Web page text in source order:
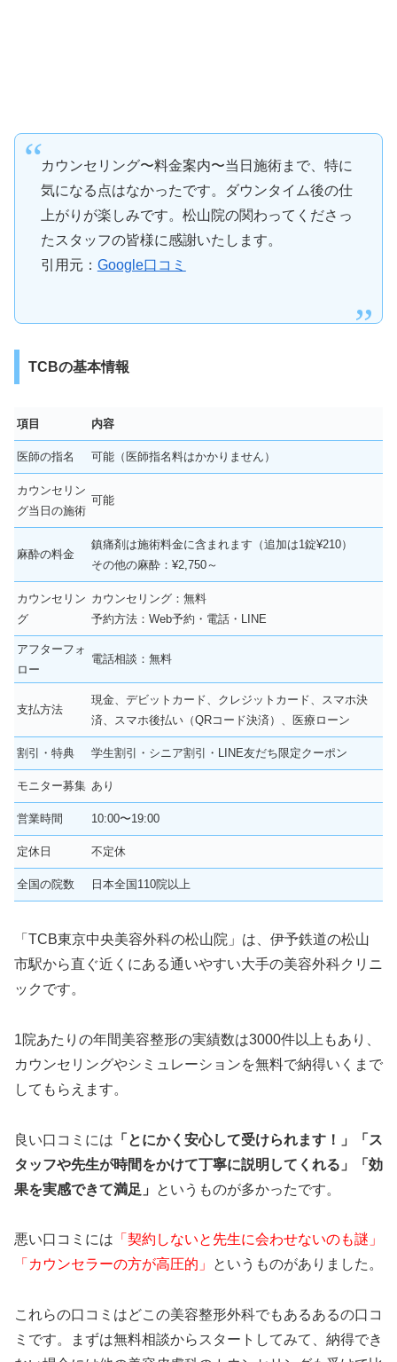
カウンセリング〜料金案内〜当日施術まで、特に
気になる点はなかったです。ダウンタイム後の仕
上がりが楽しみです。松山院の関わってくださっ
たスタッフの皆様に感謝いたします。
引用元： Google口コミ
TCBの基本情報
項目 内容
医師の指名 可能（医師指名料はかかりません）
カウンセリン
グ当日の施術
可能
麻酔の料金
鎮痛剤は施術料金に含まれます（追加は1錠¥210）
その他の麻酔：¥2,750～
カウンセリン
グ
カウンセリング：無料
予約方法：Web予約・電話・LINE
アフターフォ
ロー
電話相談：無料
支払方法
現金、デビットカード、クレジットカード、スマホ決
済、スマホ後払い（QRコード決済）、医療ローン
割引・特典 学生割引・シニア割引・LINE友だち限定クーポン
モニター募集 あり
営業時間 10:00〜19:00
定休日 不定休
全国の院数 日本全国110院以上
「TCB東京中央美容外科の松山院」は、伊予鉄道の松山
市駅から直ぐ近くにある通いやすい大手の美容外科クリニ
ックです。
1院あたりの年間美容整形の実績数は3000件以上もあり、
カウンセリングやシミュレーションを無料で納得いくまで
してもらえます。
良い口コミには 「とにかく安心して受けられます！」「ス
タッフや先生が時間をかけて丁寧に説明してくれる」「効
果を実感できて満足」
というものが多かったです。
悪い口コミには 「契約しないと先生に会わせないのも謎」
「カウンセラーの方が高圧的」
というものがありました。
これらの口コミはどこの美容整形外科でもあるあるの口コ
ミです。まずは無料相談からスタートしてみて、納得でき